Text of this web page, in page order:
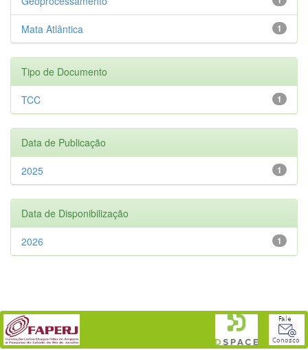
1
Mata Atlântica
Tipo de Documento
1
TCC
Data de Publicação
1
2025
Data de Disponibilização
1
2026